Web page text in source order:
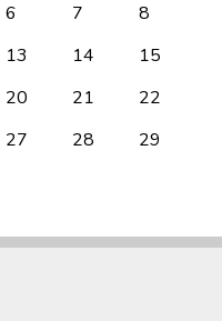
6 7
8
13 14
15
20 21
22
27 28
29